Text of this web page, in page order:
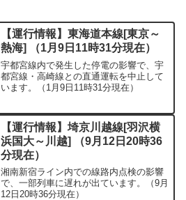
【運行情報】東海道本線[東京～
熱海] （1月9日11時31分現在）
宇都宮線内で発生した停電の影響で、宇
都宮線・高崎線との直通運転を中止して
います。（1月9日11時31分現在）
【運行情報】埼京川越線[羽沢横
浜国大～川越] （9月12日20時36
分現在）
湘南新宿ライン内での線路内点検の影響
で、一部列車に遅れが出ています。（9月
12日20時36分現在）